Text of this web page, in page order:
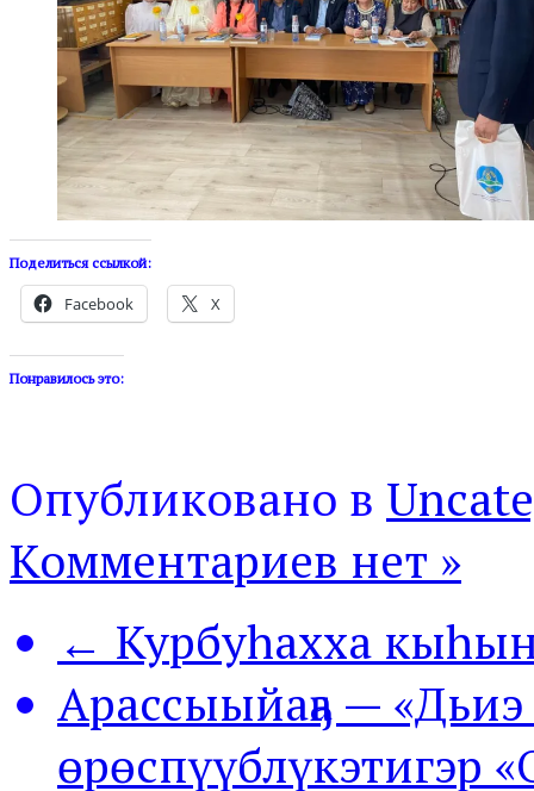
Поделиться ссылкой:
Facebook X
Понравилось это:
Опубликовано в
Комментариев нет »
← Курбуhахха
Арассыыйаҕа —
өрөспүүблүкэтигэр